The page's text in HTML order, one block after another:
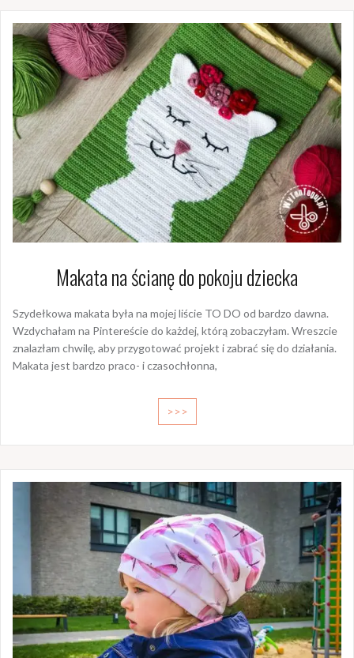
Makata na ścianę do pokoju dziecka
Szydełkowa makata była na mojej liście TO DO od bardzo dawna.
Wzdychałam na Pintereście do każdej, którą zobaczyłam. Wreszcie
znalazłam chwilę, aby przygotować projekt i zabrać się do działania.
Makata jest bardzo praco- i czasochłonna,
>>>